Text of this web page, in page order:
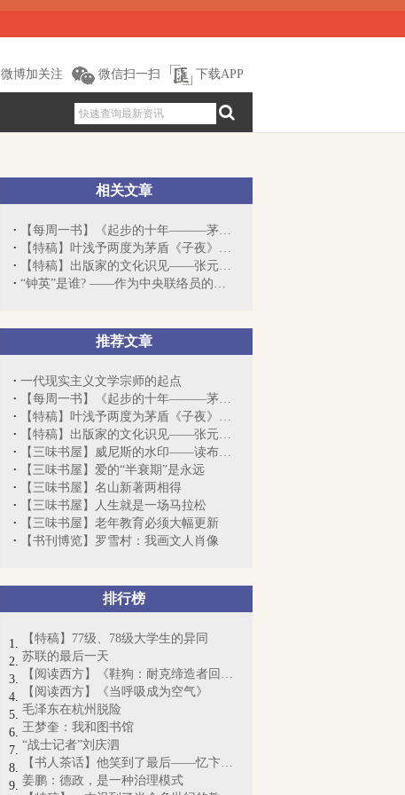
微博加关注 微信扫一扫 下载APP
相关文章
【每周一书】《起步的十年———茅盾在商...
【特稿】叶浅予两度为茅盾《子夜》插图
【特稿】出版家的文化识见——张元济与商...
“钟英”是谁? ——作为中央联络员的茅盾
推荐文章
一代现实主义文学宗师的起点
【每周一书】《起步的十年———茅盾在商...
【特稿】叶浅予两度为茅盾《子夜》插图
【特稿】出版家的文化识见——张元济与商...
【三味书屋】威尼斯的水印——读布罗茨基...
【三味书屋】爱的“半衰期”是永远
【三味书屋】名山新著两相得
【三味书屋】人生就是一场马拉松
【三味书屋】老年教育必须大幅更新
【书刊博览】罗雪村：我画文人肖像
排行榜
【特稿】77级、78级大学生的异同
苏联的最后一天
【阅读西方】《鞋狗：耐克缔造者回忆录》
【阅读西方】《当呼吸成为空气》
毛泽东在杭州脱险
王梦奎：我和图书馆
“战士记者”刘庆泗
【书人茶话】他笑到了最后——忆卞僧慧先生
姜鹏：德政，是一种治理模式